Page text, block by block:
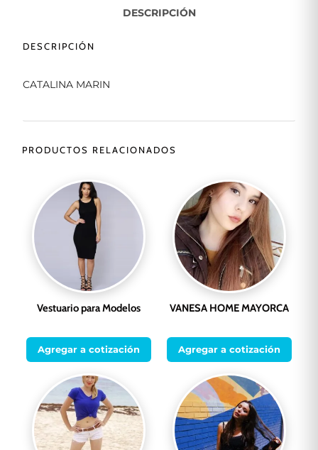
DESCRIPCIÓN
DESCRIPCIÓN
CATALINA MARIN
PRODUCTOS RELACIONADOS
Vestuario para Modelos
Agregar a cotización
VANESA HOME MAYORCA
Agregar a cotización